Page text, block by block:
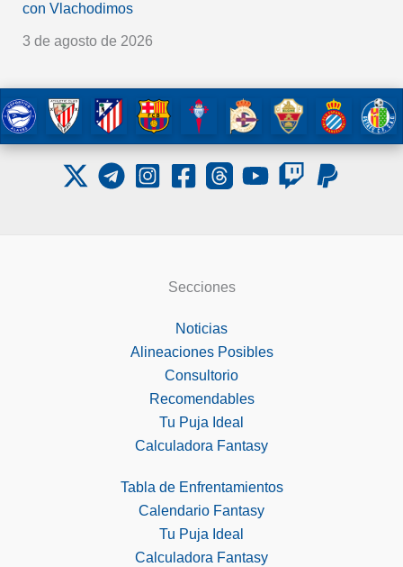
con Vlachodimos
3 de agosto de 2026
Secciones
Noticias
Alineaciones Posibles
Consultorio
Recomendables
Tu Puja Ideal
Calculadora Fantasy
Tabla de Enfrentamientos
Calendario Fantasy
Tu Puja Ideal
Calculadora Fantasy